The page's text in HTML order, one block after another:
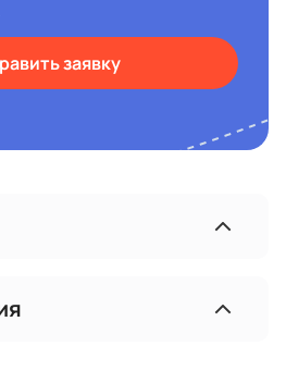
заявку